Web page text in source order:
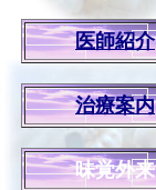
医師紹介
治療案内
味覚外来